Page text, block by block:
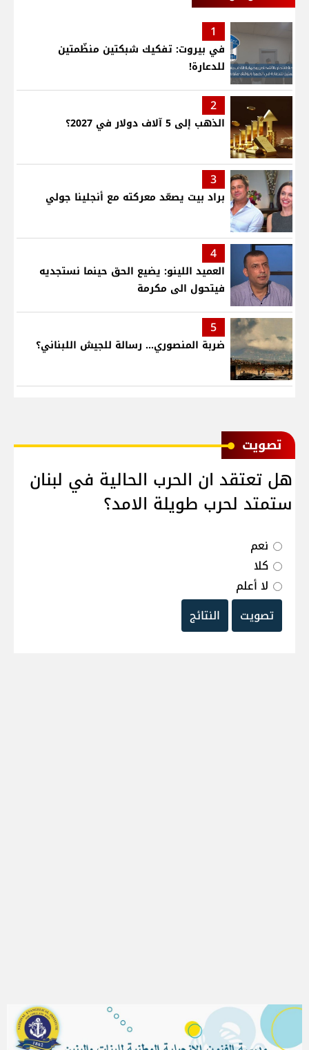
1
في بيروت: تفكيك شبكتين منظّمتين
للدعارة!
2
الذهب إلى 5 آلاف دولار في 2027؟
3
براد بيت يصعّد معركته مع أنجلينا جولي
4
العميد اللينو: يضيع الحق حينما نستجديه
فيتحول الى مكرمة
5
ضربة المنصوري... رسالة للجيش اللبناني؟
ﺗﺼﻮﻳﺖ
هل تعتقد ان الحرب الحالية في لبنان
ستمتد لحرب طويلة الامد؟
نعم
كلا
لا أعلم
تصويت
النتائج